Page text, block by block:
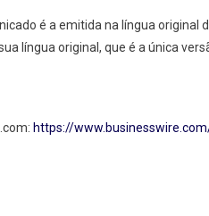
é a emitida na língua original
língua original, que é a única
https://